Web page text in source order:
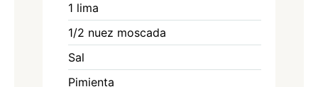
1 lima
1/2 nuez moscada
Sal
Pimienta